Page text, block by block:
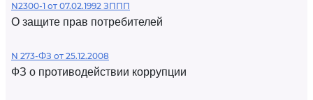
N2300-1 от 07.02.1992 ЗППП
О защите прав потребителей
N 273-ФЗ от 25.12.2008
ФЗ о противодействии коррупции